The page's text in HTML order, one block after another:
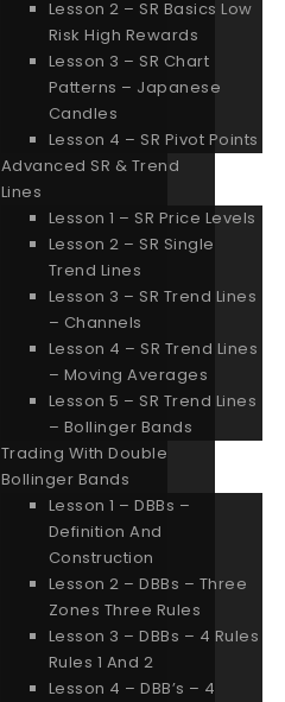
Lesson 2 – SR Basics Low
Risk High Rewards
Lesson 3 – SR Chart
Patterns – Japanese
Candles
Lesson 4 – SR Pivot Points
Advanced SR & Trend
Lines
Lesson 1 – SR Price Levels
Lesson 2 – SR Single
Trend Lines
Lesson 3 – SR Trend Lines
– Channels
Lesson 4 – SR Trend Lines
– Moving Averages
Lesson 5 – SR Trend Lines
– Bollinger Bands
Trading With Double
Bollinger Bands
Lesson 1 – DBBs –
Definition And
Construction
Lesson 2 – DBBs – Three
Zones Three Rules
Lesson 3 – DBBs – 4 Rules
Rules 1 And 2
Lesson 4 – DBB’s – 4